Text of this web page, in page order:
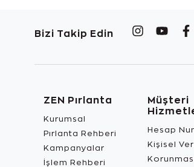
Bizi Takip Edin
ZEN Pırlanta
Kurumsal
Pırlanta Rehberi
Kampanyalar
İşlem Rehberi
Müşteri
Hesap
Kişisel